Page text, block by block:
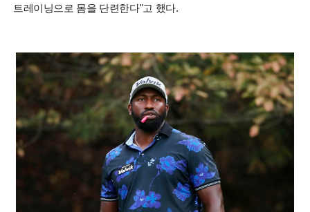
트레이닝으로 몸을 단련한다"고 했다.